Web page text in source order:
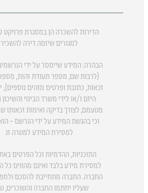
הדירות להשכרה הן במסגרת פרויקט
למגורים שיזמה דירה להשכיר
הבהרה: המידע שיימסר על ידי
(לרבות שם, מספר תעודת זהות,
זכאות, כתובת ופרטים מזהים נוספים),
היזם ו/או לידי משרד הבינוי
מטעמם, לצורך בדיקה ואימות זכאותו
וכי בהגשת המידע על ידי הנרשם –
למסירת המידע למטרה זו.
התוכניות, ההדמיות וכל הפרטים
למסירת מידע בלבד ואינם מהווים כל
החברה. החברה מתחייבת להסכם
שעליו יחתמו החברה והשוכרים,